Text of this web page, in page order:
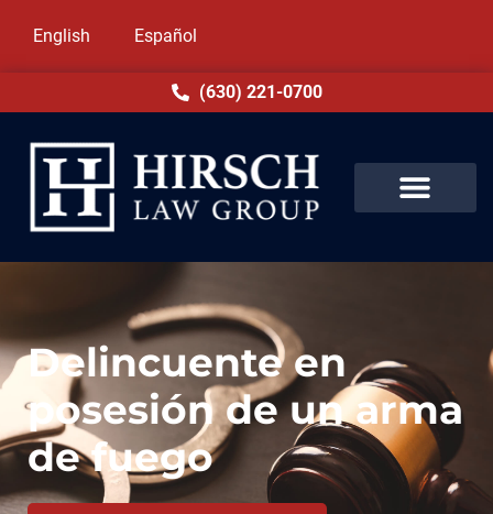
English Español
(630) 221-0700
Delincuente en
posesión de un arma
de fuego